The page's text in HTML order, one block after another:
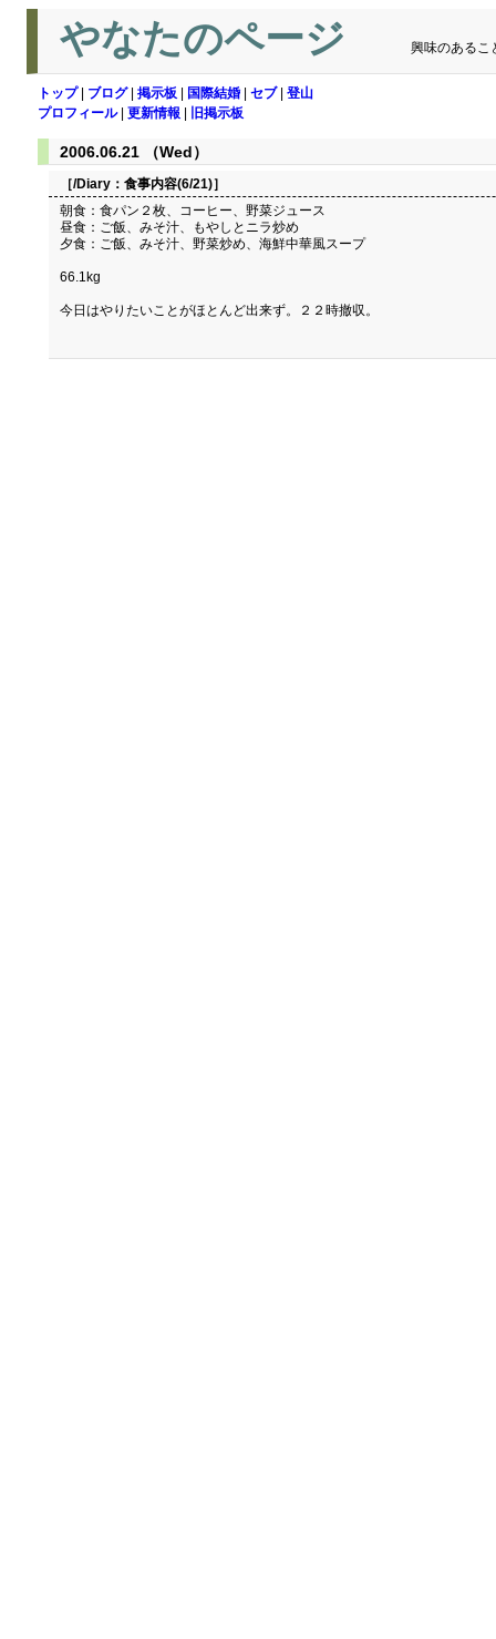
やなたのページ 興味のあるこ
トップ| ブログ| 掲示板 国際結婚 セブ| 登山
プロフィール| 更新情報 旧掲示板
2006.06.21 （Wed）
［/Diary： 食事内容(6/21)］
朝食：食パン２枚、コーヒー、野菜ジュース
昼食：ご飯、みそ汁、もやしとニラ炒め
夕食：ご飯、みそ汁、野菜炒め、海鮮中華風スープ
66.1kg
今日はやりたいことがほとんど出来ず。２２時撤収。